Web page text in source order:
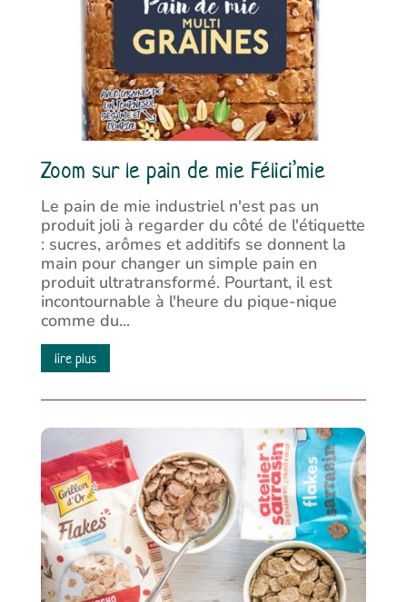
Zoom sur le pain de mie Félici’mie
Le pain de mie industriel n'est pas un
produit joli à regarder du côté de l'étiquette
: sucres, arômes et additifs se donnent la
main pour changer un simple pain en
produit ultratransformé. Pourtant, il est
incontournable à l'heure du pique-nique
comme du...
lire plus